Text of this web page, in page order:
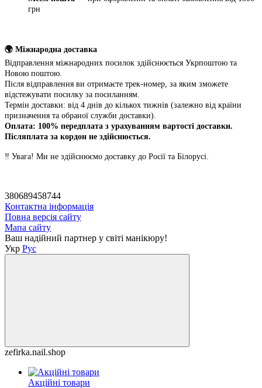
грн
🌍 Міжнародна доставка
Відправлення міжнародних посилок здійснюється Укрпоштою та
Новою поштою.
Після відправлення ви отримаєте трек-номер, за яким зможете
відстежувати посилку за посиланням.
Термін доставки: від 4 днів до кількох тижнів (залежно від країни
призначення та обраної служби доставки).
Оплата: 100% передплата з урахуванням вартості доставки.
Післяплата за кордон не здійснюється.
‼️ Увага! Ми не здійснюємо доставку до Росії та Білорусі.
380689458744
Контактна інформація
Повна версія сайту
Мапа сайту
Ваш надійний партнер у світі манікюру!
Укр Рус
zefirka.nail.shop
Акційні товари